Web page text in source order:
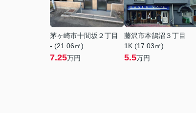
茅ヶ崎市十間坂２丁目
- (21.06㎡)
7.25万円
藤沢市本鵠沼３丁目
1K (17.03㎡)
5.5万円